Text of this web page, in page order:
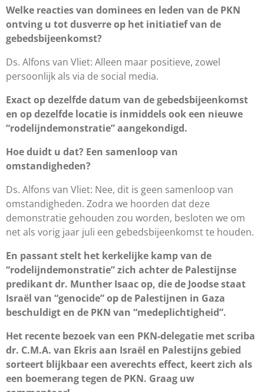
Welke reacties van dominees en leden van de PKN
ontving u tot dusverre op het initiatief van de
gebedsbijeenkomst?
Ds. Alfons van Vliet: Alleen maar positieve, zowel
persoonlijk als via de social media.
Exact op dezelfde datum van de gebedsbijeenkomst
en op dezelfde locatie is inmiddels ook een nieuwe
“rodelijndemonstratie” aangekondigd.
Hoe duidt u dat? Een samenloop van
omstandigheden?
Ds. Alfons van Vliet: Nee, dit is geen samenloop van
omstandigheden. Zodra we hoorden dat deze
demonstratie gehouden zou worden, besloten we om
net als vorig jaar juli een gebedsbijeenkomst te houden.
En passant stelt het kerkelijke kamp van de
“rodelijndemonstratie” zich achter de Palestijnse
predikant dr. Munther Isaac op, die de Joodse staat
Israël van “genocide” op de Palestijnen in Gaza
beschuldigt en de PKN van “medeplichtigheid”.
Het recente bezoek van een PKN-delegatie met scriba
dr. C.M.A. van Ekris aan Israël en Palestijns gebied
sorteert blijkbaar een averechts effect, keert zich als
een boemerang tegen de PKN. Graag uw